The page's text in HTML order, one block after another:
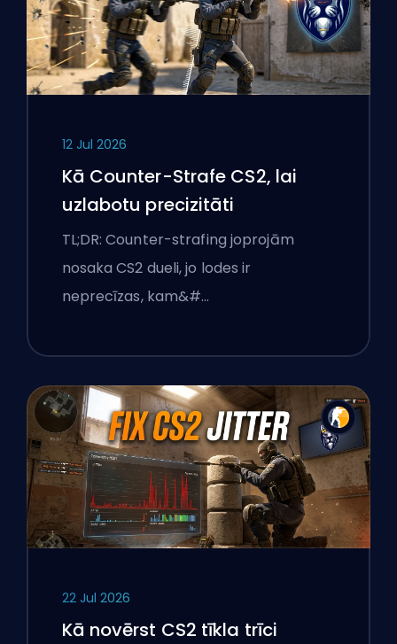
12 Jul 2026
Kā Counter-Strafe CS2, lai
uzlabotu precizitāti
TL;DR: Counter-strafing joprojām
nosaka CS2 dueli, jo lodes ir
neprecīzas, kam&#…
22 Jul 2026
Kā novērst CS2 tīkla trīci